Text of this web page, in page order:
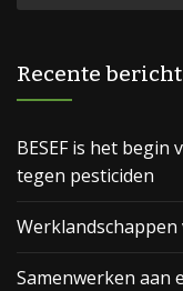
Recente
BESEF is het
tegen pesticiden
Werklandschappen
Samenwerken aan